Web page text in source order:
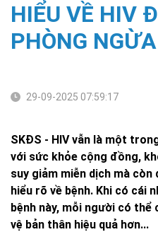
HIỂU VỀ HIV
PHÒNG NGỪA
29-09-2025 07:59:17
SKĐS - HIV vẫn là một
với sức khỏe cộng đồng,
suy giảm miễn dịch mà
hiểu rõ về bệnh. Khi có cái
bệnh này, mỗi người có thể
vệ bản thân hiệu quả hơn...